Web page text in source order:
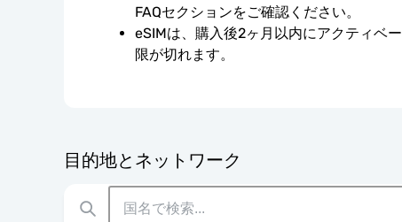
FAQセクションをご確認ください。
eSIMは、購入後2ヶ月以内にアクティベ
限が切れます。
目的地とネットワーク